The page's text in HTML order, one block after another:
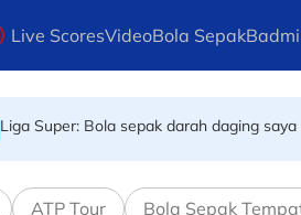
Live ScoresVideoBola Sepak
Dari Benut ke Aichi dan Nagoya
ATP Tour Bola Sepak